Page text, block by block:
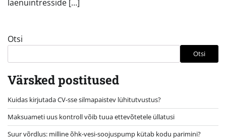
laenuintresside […]
Otsi
Otsi
Värsked postitused
Kuidas kirjutada CV-sse silmapaistev lühitutvustus?
Maksuameti uus kontroll võib tuua ettevõtetele üllatusi
Suur võrdlus: milline õhk-vesi-soojuspump kütab kodu parimini?